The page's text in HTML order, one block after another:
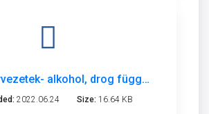
Segítő szervezetek- alkohol, drog függőség.docx
2022.06.24 Size: 16.64 KB